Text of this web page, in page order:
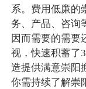
系。费用低廉的
务、产品、咨询
因而需要的需要
视，快速积蓄了
造提供满意崇阳
你需持续了解崇